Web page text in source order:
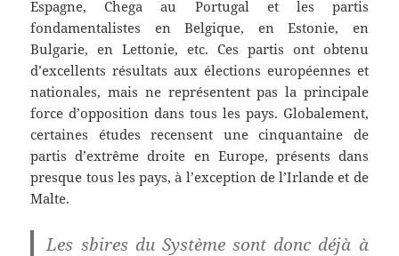
Espagne, Chega au Portugal et les partis
fondamentalistes en Belgique, en Estonie, en
Bulgarie, en Lettonie, etc. Ces partis ont obtenu
d’excellents résultats aux élections européennes et
nationales, mais ne représentent pas la principale
force d’opposition dans tous les pays. Globalement,
certaines études recensent une cinquantaine de
partis d’extrême droite en Europe, présents dans
presque tous les pays, à l’exception de l’Irlande et de
Malte.
Les sbires du Système sont donc déjà à